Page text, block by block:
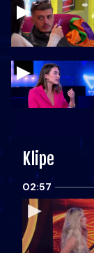
Klipe
02:57